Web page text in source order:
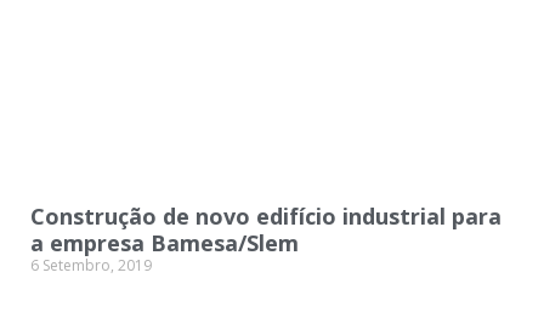
Construção de novo edifício industrial para
a empresa Bamesa/Slem
6 Setembro, 2019